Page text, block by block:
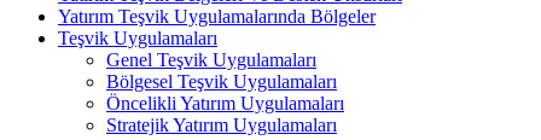
Yatırım Teşvik Uygulamalarında Bölgeler
Teşvik Uygulamaları
Genel Teşvik Uygulamaları
Bölgesel Teşvik Uygulamaları
Öncelikli Yatırım Uygulamaları
Stratejik Yatırım Uygulamaları